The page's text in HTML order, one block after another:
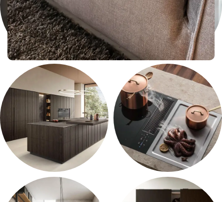
Svetainė Vonios Baldai
Virtuvės BORA Technika